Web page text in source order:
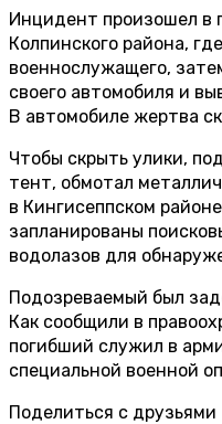
Инцидент произошел в
Колпинского района,
военнослужащего,
своего автомобиля и
В автомобиле жертва
Чтобы скрыть улики,
тент, обмотал
в Кингисеппском
запланированы
водолазов для
Подозреваемый был
Как сообщили в
погибший служил в
специальной военной
Поделиться с друзьями